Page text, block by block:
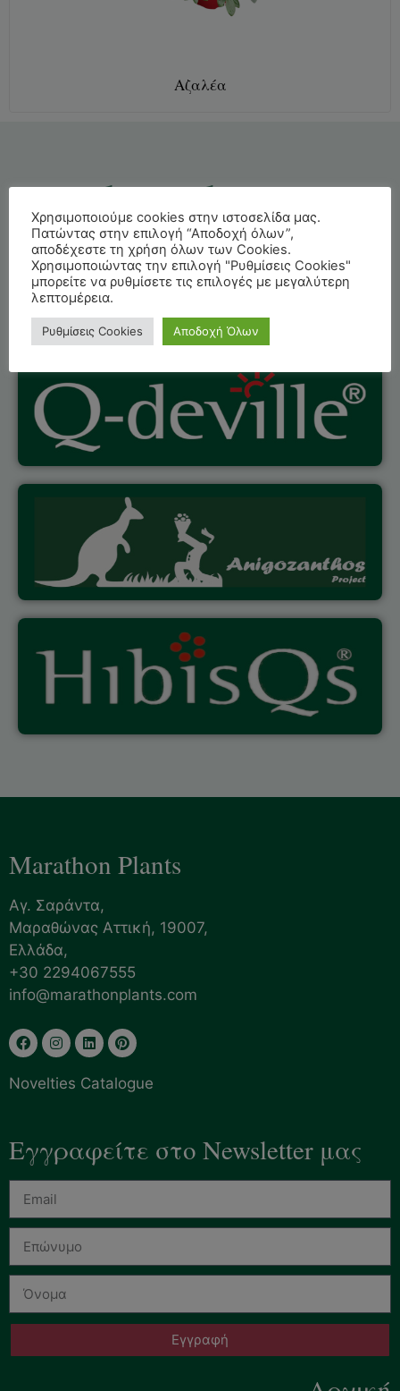
Αζαλέα
Τα brands με τα
οποία μπορείτε
να μας βρείτε​​
Marathon Plants
Αγ. Σαράντα,
Μαραθώνας Αττική, 19007,
Ελλάδα,
+30 2294067555
info@marathonplants.com
Novelties Catalogue
Εγγραφείτε στο Newsletter μας
Εγγραφή
Χρησιμοποιούμε cookies στην ιστοσελίδα μας.
Πατώντας στην επιλογή “Αποδοχή όλων”,
αποδέχεστε τη χρήση όλων των Cookies.
Χρησιμοποιώντας την επιλογή "Ρυθμίσεις Cookies"
μπορείτε να ρυθμίσετε τις επιλογές με μεγαλύτερη
λεπτομέρεια.
Ρυθμίσεις Cookies Αποδοχή Όλων